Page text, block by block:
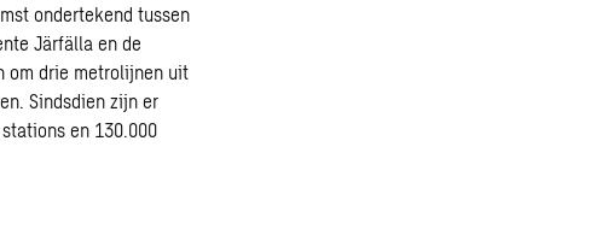
ondertekend tussen
Järfälla en de
om drie metrolijnen uit
Sindsdien zijn er
en 130.000